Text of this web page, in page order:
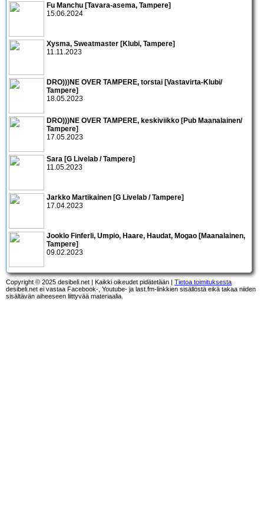
Fu Manchu [Tavara-asema, Tampere]
15.06.2024
Xysma, Sweatmaster [Klubi, Tampere]
11.11.2023
DRO)))NE OVER TAMPERE, torstai [Vastavirta-Klubi/
Tampere]
18.05.2023
DRO)))NE OVER TAMPERE, keskiviikko [Pub Maanalainen/
Tampere]
17.05.2023
Sara [G Livelab / Tampere]
11.05.2023
Jarkko Martikainen [G Livelab / Tampere]
17.04.2023
Jooklo Finferli, Umpio, Haare, Haudat, Mogao [Maanalainen,
Tampere]
09.02.2023
Copyright © 2025 desibeli.net | Kaikki oikeudet pidätetään | Tietoa toimituksesta
desibeli.net ei vastaa Facebook-, Youtube- ja last.fm-linkkien sisällöstä eikä takaa niiden
sisältävän aiheeseen liittyvää materiaalia.